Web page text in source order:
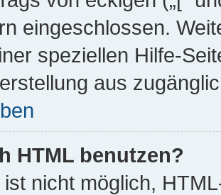
eingeschlossen.
speziellen Hilfe-
aus
HTML benutzen?
ist nicht möglich,